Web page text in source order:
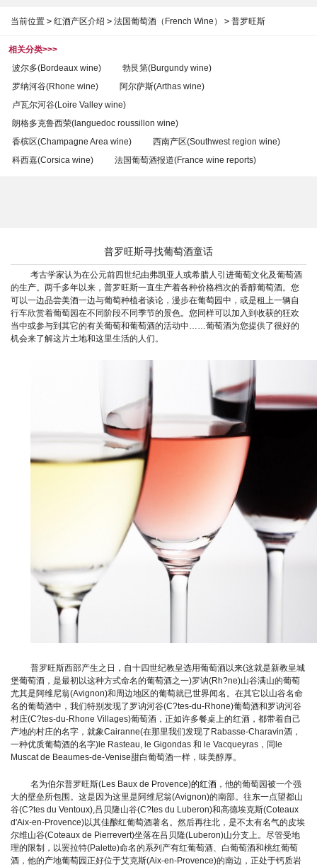
当前位置 > 红酒产区介绍 > 法国葡萄酒（French Wine） > 普罗旺斯
相关分类>>>
波尔多(Bordeaux wine)
勃艮第(Burgundy wine)
罗纳河谷(Rhone wine)
阿尔萨斯(Arthas wine)
卢瓦尔河谷(Loire Valley wine)
朗格多克鲁西荣(languedoc roussillon wine)
香槟区(Champagne Area wine)
西南产区(Southwest region wine)
科西嘉(Corsica wine)
法国葡萄酒报道(France wine reports)
普罗旺斯寻找葡萄酒童话
考古学家认为在公元前四世纪由弗凯亚人或希腊人引进葡萄文化及葡萄酒
的生产。两千多年以来，普罗旺斯一直生产着各种价格档次的香醇葡萄酒。您
可以一边品尝美酒一边与葡萄种植者谈论，漫步在葡萄园中，或是租上一辆自
行车欣赏着葡萄园在不同阶段不同季节的景色。您同样可以加入到收获的狂欢
当中或参与到其它的有关葡萄和葡萄酒的活动中……葡萄酒为您提供了很好的
机会来了解这片土地和这里生活的人们。
普罗旺斯西部产生之日，自十四世纪教皇选用葡萄酒以来(这就是新教皇城
堡葡萄酒，是最初以这种方式命名的葡萄酒之一)罗讷(Rh?ne)山谷满山的葡萄
尤其是阿维尼翁(Avignon)和周边地区的葡萄就已世界闻名。在其它以山谷名命
名的葡萄酒中，我们特别发现了罗讷河谷(C?tes-du-Rhone)葡萄酒和罗讷河谷
村庄(C?tes-du-Rhone Villages)葡萄酒，正如许多餐桌上的红酒，都带着自己
产地的村庄的名字，就象Cairanne(在那里我们发现了Rabasse-Charavin酒，
一种优质葡萄酒的名字)le Rasteau, le Gigondas 和 le Vacqueyras，同le
Muscat de Beaumes-de-Venise甜白葡萄酒一样，味美醇厚。
名为伯尔普罗旺斯(Les Baux de Provence)的红酒 ，他的葡萄园被一个强
大的壁垒所包围。这是因为这里是阿维尼翁(Avignon)的南部。往东一点望都山
谷(C?tes du Ventoux),吕贝隆山谷(C?tes du Luberon)和高德埃克斯(Coteaux
d'Aix-en-Provence)以其佳酿红葡萄酒著名。然后再往北，是不太有名气的皮埃
尔维山谷(Coteaux de Pierrevert)坐落在吕贝隆(Luberon)山分支上。尽管受地
理的限制，以罢拉特(Palette)命名的系列产有红葡萄酒、白葡萄酒和桃红葡萄
酒，他的产地葡萄园正好位于艾克斯(Aix-en-Provence)的南边，正处于钙质岩